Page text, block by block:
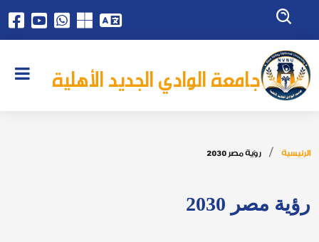
جامعة الوادي الجديد الأهلية
الرئيسية رؤية مصر 2030
رؤية مصر 2030